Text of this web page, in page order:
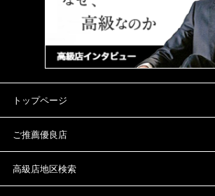
トップページ
ご推薦優良店
高級店地区検索